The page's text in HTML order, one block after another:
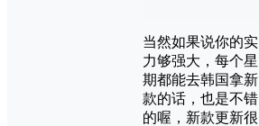
当然如果说你的实
力够强大，每个星
期都能去韩国拿新
款的话，也是不错
的喔，新款更新很